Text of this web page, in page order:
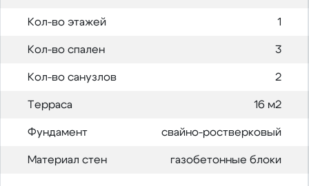
Кол-во этажей 1
Кол-во спален 3
Кол-во санузлов 2
Терраса 16 м2
Фундамент свайно-ростверковый
Материал стен газобетонные блоки